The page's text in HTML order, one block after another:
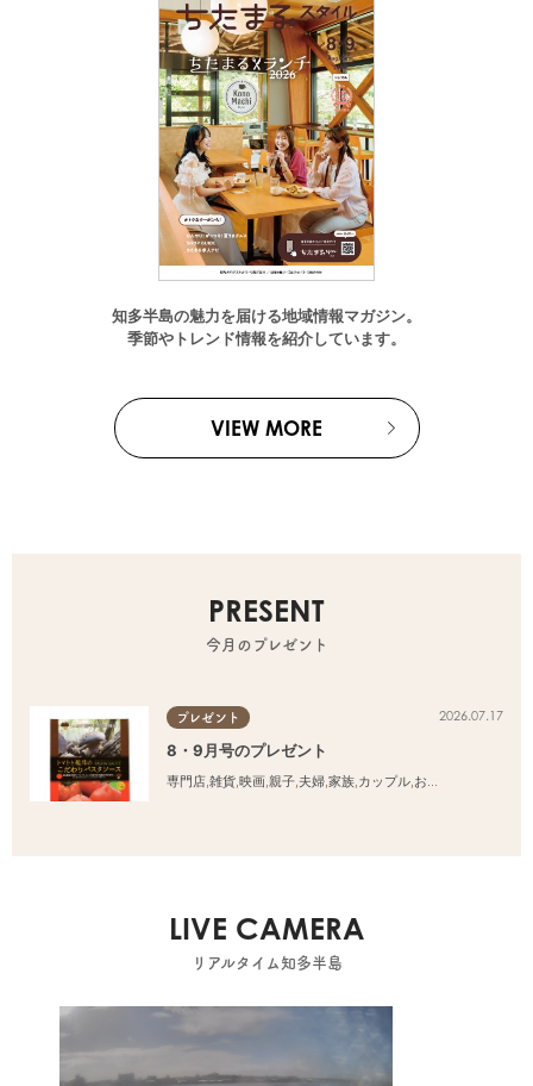
知多半島の魅力を届ける地域情報マガジン。
季節やトレンド情報を紹介しています。
VIEW MORE
PRESENT
今月のプレゼント
プレゼント 2026.07.17
8・9月号のプレゼント
専門店 雑貨 映画 親子 夫婦 家族 カップル おひとりさま
LIVE CAMERA
リアルタイム知多半島